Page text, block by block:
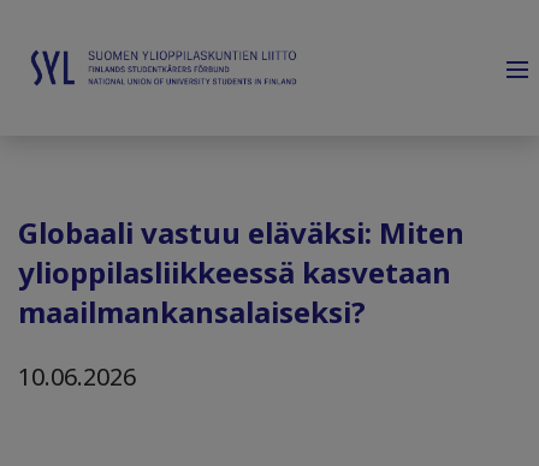
Globaali vastuu eläväksi: Miten
ylioppilasliikkeessä kasvetaan
maailmankansalaiseksi?
10.06.2026